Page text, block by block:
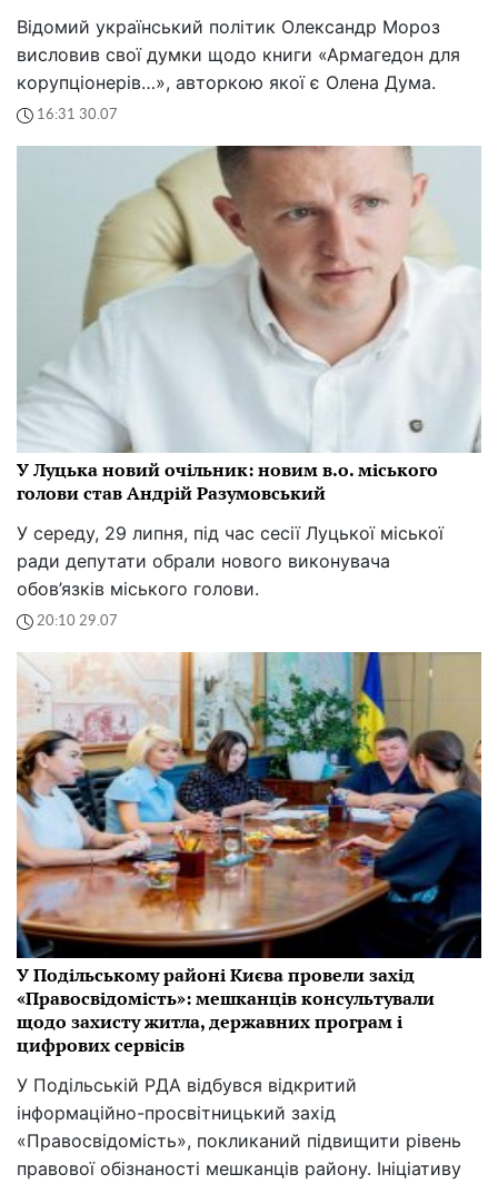
Відомий український політик Олександр Мороз
висловив свої думки щодо книги «Армагедон для
корупціонерів…», авторкою якої є Олена Дума.
16:31 30.07
У Луцька новий очільник: новим в.о. міського
голови став Андрій Разумовський
У середу, 29 липня, під час сесії Луцької міської
ради депутати обрали нового виконувача
обов’язків міського голови.
20:10 29.07
У Подільському районі Києва провели захід
«Правосвідомість»: мешканців консультували
щодо захисту житла, державних програм і
цифрових сервісів
У Подільській РДА відбувся відкритий
інформаційно-просвітницький захід
«Правосвідомість», покликаний підвищити рівень
правової обізнаності мешканців району. Ініціативу